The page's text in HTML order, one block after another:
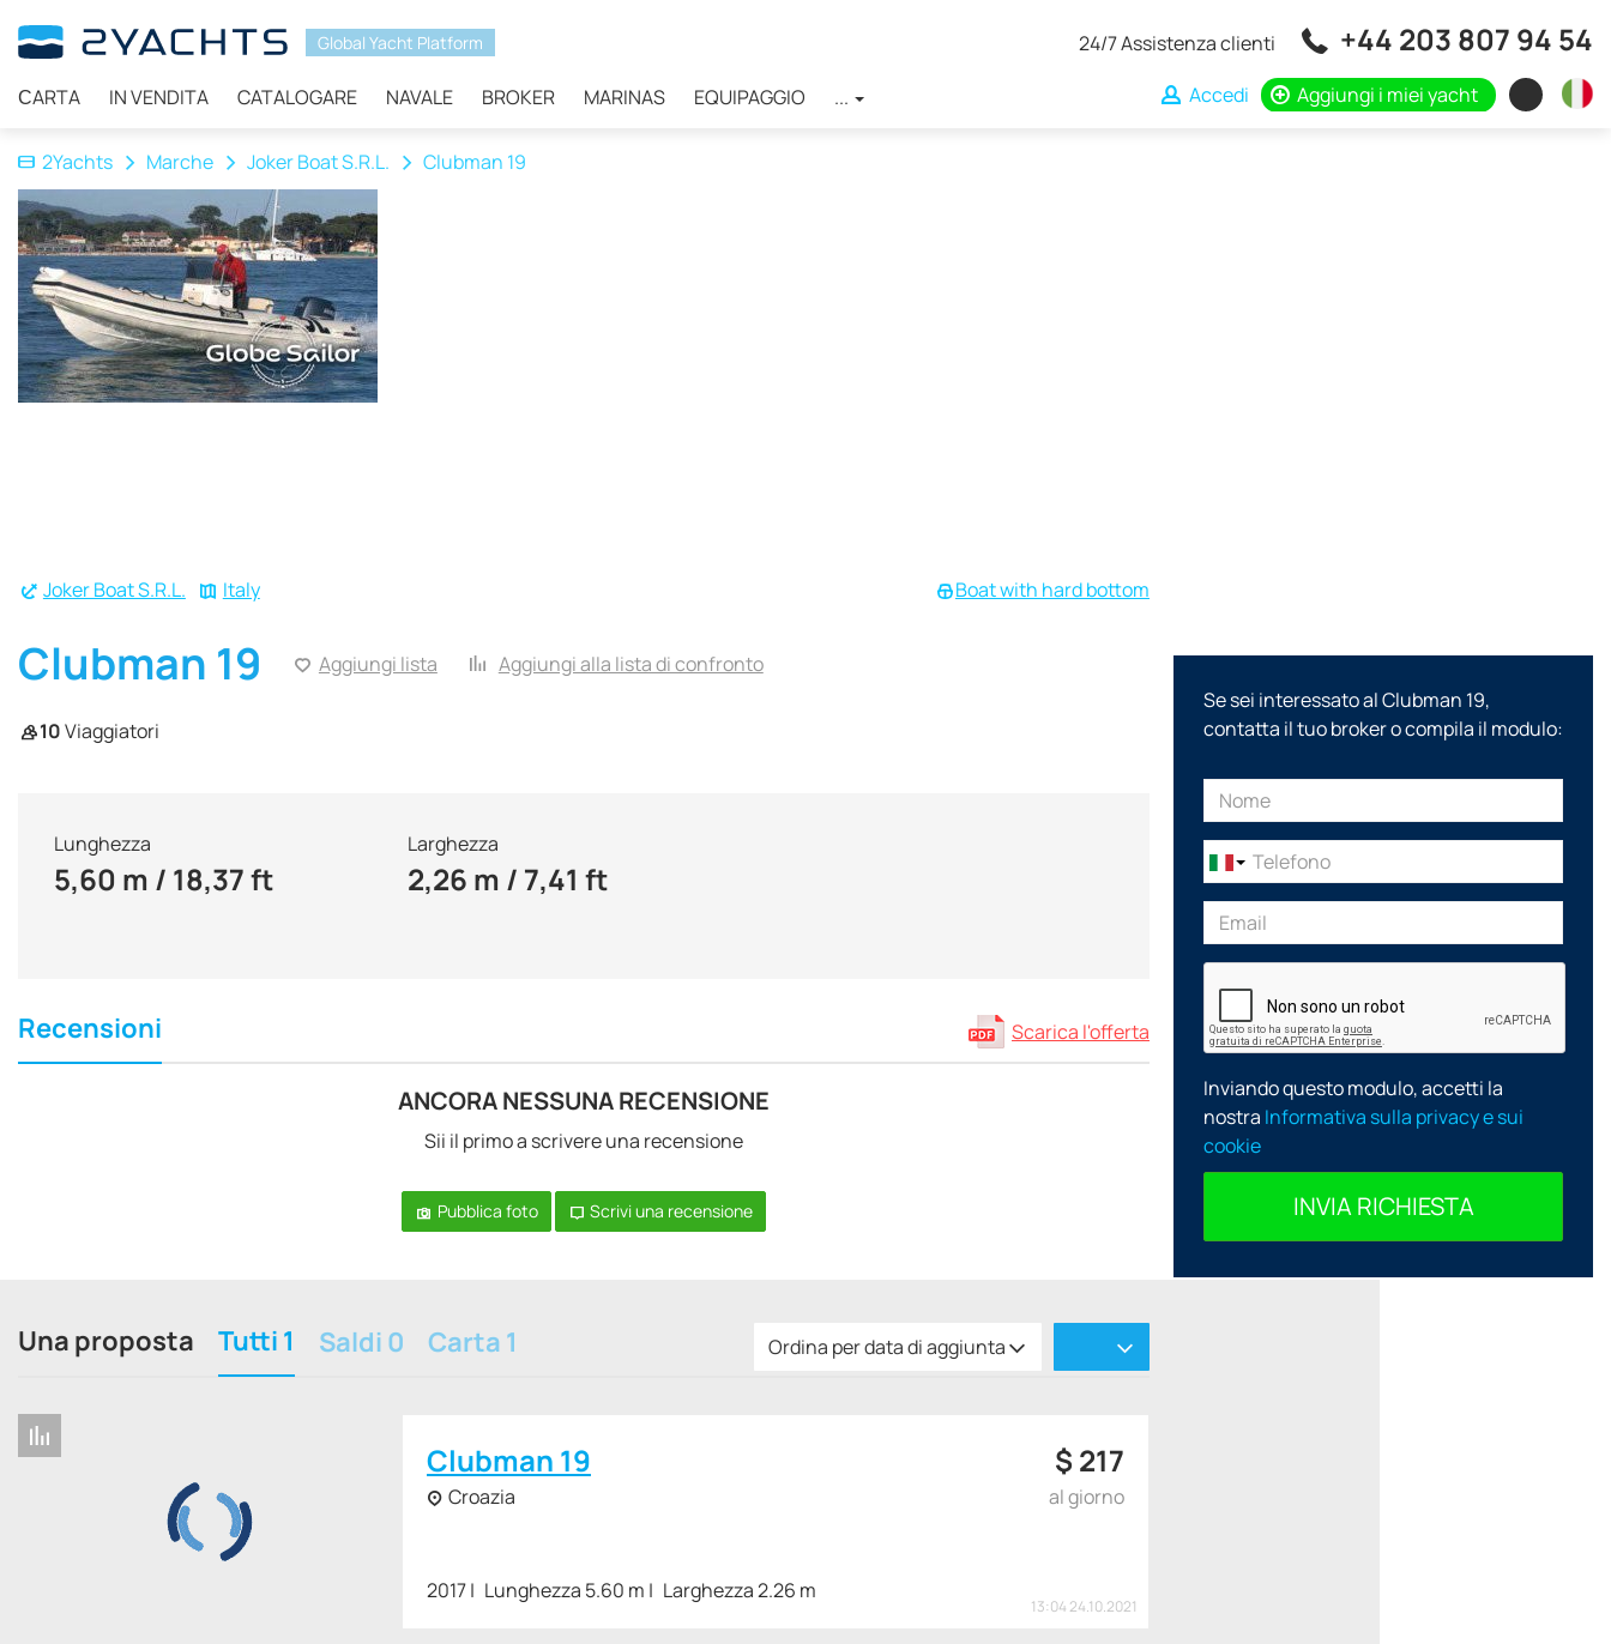
Global Yacht Platform
СARTA IN VENDITA CATALOGARE NAVALE BROKER MARINAS EQUIPAGGIO ...
24/7 Assistenza clienti +44 203 807 94 54
Accedi Aggiungi i miei yacht
2Yachts Marche Joker Boat S.R.L. Clubman 19
Joker Boat S.R.L. Italy Boat with hard bottom
Clubman 19 Aggiungi lista Aggiungi alla lista di confronto
10Viaggiatori
Lunghezza
5,60 m / 18,37 ft
Larghezza
2,26 m / 7,41 ft
Scarica l'offerta
Recensioni
ANCORA NESSUNA RECENSIONE
Sii il primo a scrivere una recensione
Pubblica foto Scrivi una recensione
Una proposta Tutti 1 Saldi 0 Carta 1 Ordina per data di aggiunta
Clubman 19
Croazia
2017 Lunghezza 5.60 m Larghezza 2.26 m
$ 217
al giorno
13:04 24.10.2021
Se sei interessato al Clubman 19,
contatta il tuo broker o compila il modulo:
Inviando questo modulo, accetti la
nostra Informativa sulla privacy e sui
cookie
INVIA RICHIESTA